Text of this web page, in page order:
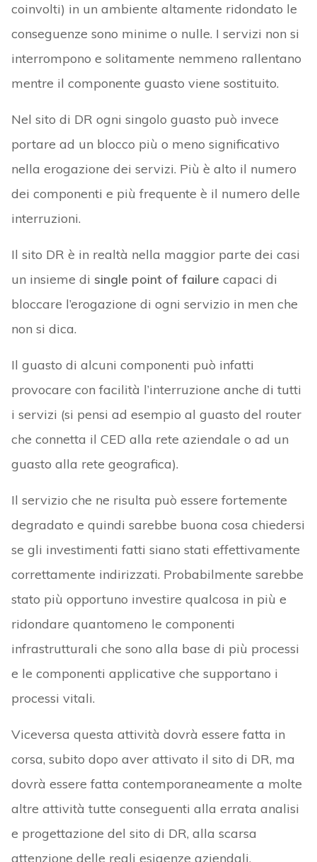
coinvolti) in un ambiente altamente ridondato le
conseguenze sono minime o nulle. I servizi non si
interrompono e solitamente nemmeno rallentano
mentre il componente guasto viene sostituito.
Nel sito di DR ogni singolo guasto può invece
portare ad un blocco più o meno significativo
nella erogazione dei servizi. Più è alto il numero
dei componenti e più frequente è il numero delle
interruzioni.
Il sito DR è in realtà nella maggior parte dei casi
un insieme di single point of failure capaci di
bloccare l’erogazione di ogni servizio in men che
non si dica.
Il guasto di alcuni componenti può infatti
provocare con facilità l’interruzione anche di tutti
i servizi (si pensi ad esempio al guasto del router
che connetta il CED alla rete aziendale o ad un
guasto alla rete geografica).
Il servizio che ne risulta può essere fortemente
degradato e quindi sarebbe buona cosa chiedersi
se gli investimenti fatti siano stati effettivamente
correttamente indirizzati. Probabilmente sarebbe
stato più opportuno investire qualcosa in più e
ridondare quantomeno le componenti
infrastrutturali che sono alla base di più processi
e le componenti applicative che supportano i
processi vitali.
Viceversa questa attività dovrà essere fatta in
corsa, subito dopo aver attivato il sito di DR, ma
dovrà essere fatta contemporaneamente a molte
altre attività tutte conseguenti alla errata analisi
e progettazione del sito di DR, alla scarsa
attenzione delle reali esigenze aziendali,